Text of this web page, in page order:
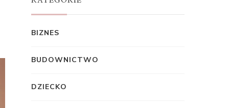
BIZNES
BUDOWNICTWO
DZIECKO